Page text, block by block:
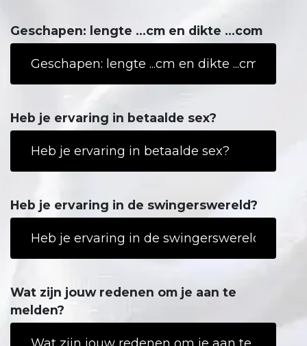
Geschapen: lengte ...cm en dikte ...com
Heb je ervaring in betaalde sex?
Heb je ervaring in de swingerswereld?
Wat zijn jouw redenen om je aan te
melden?